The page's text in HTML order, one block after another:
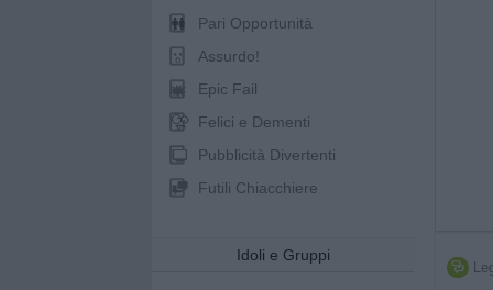
Pari Opportunità
Assurdo!
Epic Fail
Felici e Dementi
Pubblicità Divertenti
Futili Chiacchiere
Idoli e Gruppi
